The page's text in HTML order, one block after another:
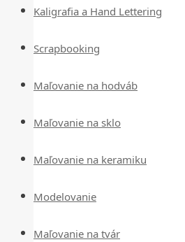
Kaligrafia a Hand Lettering
Scrapbooking
Maľovanie na hodváb
Maľovanie na sklo
Maľovanie na keramiku
Modelovanie
Maľovanie na tvár